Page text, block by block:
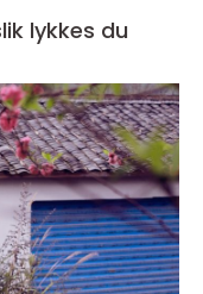
helsefagarbeider slik lykkes du